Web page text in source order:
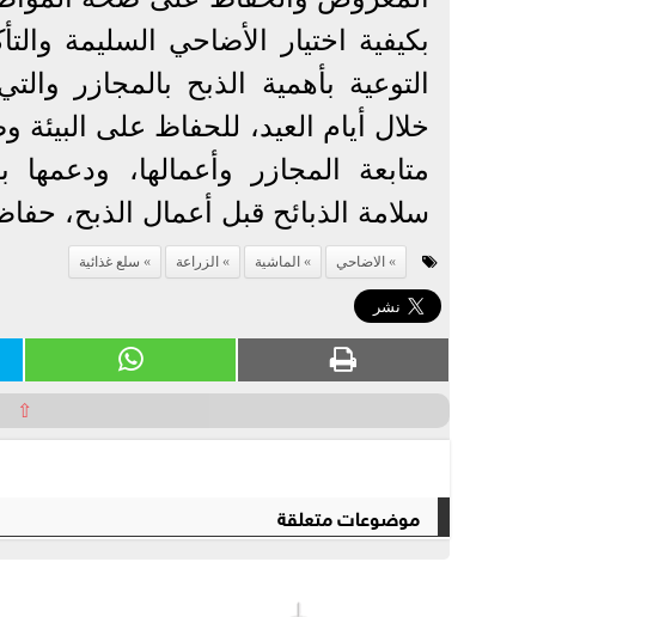
بكيفية اختيار الأضاحي السليمة
التوعية بأهمية الذبح بالمجازر
خلال أيام العيد، للحفاظ على
متابعة المجازر وأعمالها،
سلامة الذبائح قبل أعمال الذبح،
الاضاحي الماشية الزراعة سلع غذائية
⇧
موضوعات متعلقة